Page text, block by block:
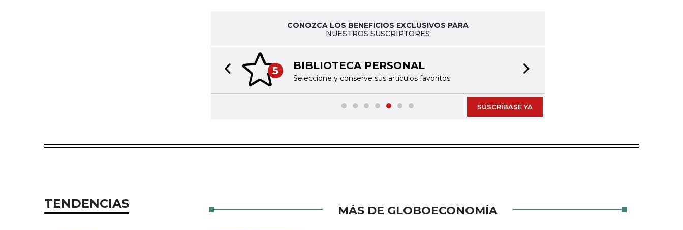
CONOZCA LOS BENEFICIOS EXCLUSIVOS PARA
NUESTROS SUSCRIPTORES
5 BIBLIOTECA PERSONAL
Seleccione y conserve sus artículos favoritos
Previous slide
SUSCRÍBASE YA
TENDENCIAS MÁS DE GLOBOECONOMÍA